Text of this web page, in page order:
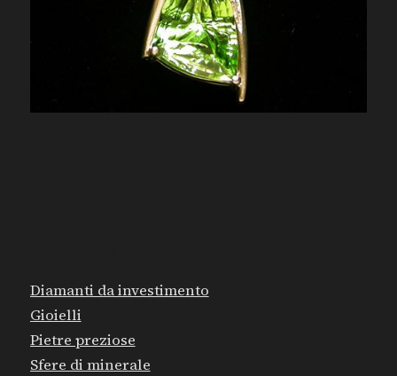
Diamanti da investimento
Gioielli
Pietre preziose
Sfere di minerale